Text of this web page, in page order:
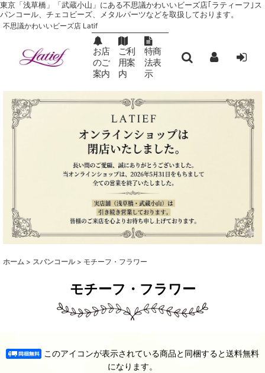
東京「浅草橋」「武蔵小山」にある不思議かわいいビーズ店｢ラティーフ｣ ス
パンコール、チェコビーズ、メタルパーツなどを取扱しております。
不思議かわいいビーズ店 Latif
お店
のご
案内
ご利
用案
内
特商
法表
示
ホーム > スパンコール > モチーフ・フラワー
モチーフ・フラワー
このアイコンが表示されている商品と同梱すると送料無料
になります。